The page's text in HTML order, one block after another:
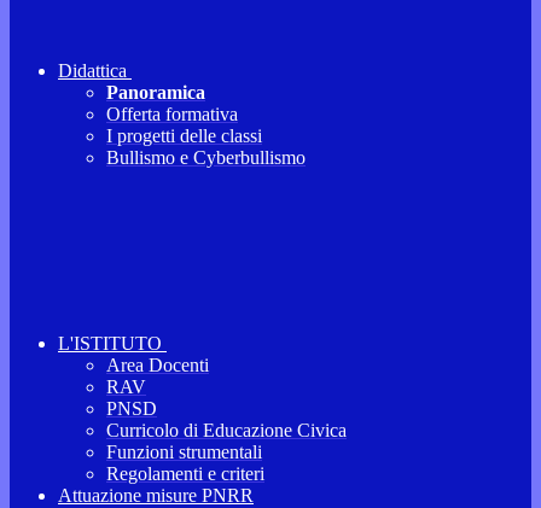
Didattica
Panoramica
Offerta formativa
I progetti delle classi
Bullismo e Cyberbullismo
L'ISTITUTO
Area Docenti
RAV
PNSD
Curricolo di Educazione Civica
Funzioni strumentali
Regolamenti e criteri
Attuazione misure PNRR